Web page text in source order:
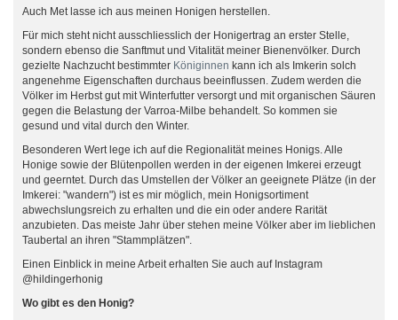
Auch Met lasse ich aus meinen Honigen herstellen.
Für mich steht nicht ausschliesslich der Honigertrag an erster Stelle,
sondern ebenso die Sanftmut und Vitalität meiner Bienenvölker. Durch
gezielte Nachzucht bestimmter Königinnen kann ich als Imkerin solch
angenehme Eigenschaften durchaus beeinflussen. Zudem werden die
Völker im Herbst gut mit Winterfutter versorgt und mit organischen Säuren
gegen die Belastung der Varroa-Milbe behandelt. So kommen sie
gesund und vital durch den Winter.
Besonderen Wert lege ich auf die Regionalität meines Honigs. Alle
Honige sowie der Blütenpollen werden in der eigenen Imkerei erzeugt
und geerntet. Durch das Umstellen der Völker an geeignete Plätze (in der
Imkerei: "wandern") ist es mir möglich, mein Honigsortiment
abwechslungsreich zu erhalten und die ein oder andere Rarität
anzubieten. Das meiste Jahr über stehen meine Völker aber im lieblichen
Taubertal an ihren "Stammplätzen".
Einen Einblick in meine Arbeit erhalten Sie auch auf Instagram
@hildingerhonig
Wo gibt es den Honig?